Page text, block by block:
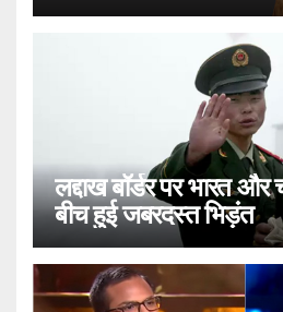
लद्दाख बॉर्डर पर भारत
बीच हुई जबरदस्त भिड़ंत